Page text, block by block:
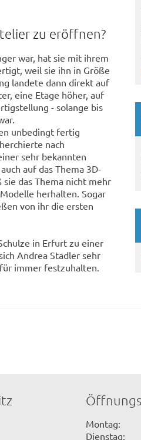
zu eröffnen?
war, hat sie mit ihrem
weil sie ihn in Größe
landete dann direkt auf
eine Etage höher, auf
- solange bis
unbedingt fertig
nach
sehr bekannten
auf das Thema 3D-
das Thema nicht mehr
herhalten. Sogar
von ihr die ersten
in Erfurt zu einer
Andrea Stadler sehr
immer festzuhalten.
Montag:
Dienstag: